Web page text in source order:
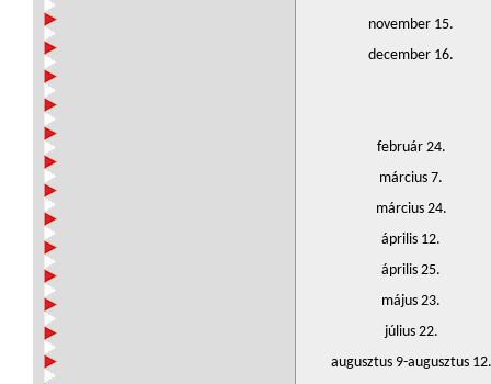
november 15.
december 16.
február 24.
március 7.
március 24.
április 12.
április 25.
május 23.
július 22.
augusztus 9-augusztus 12.